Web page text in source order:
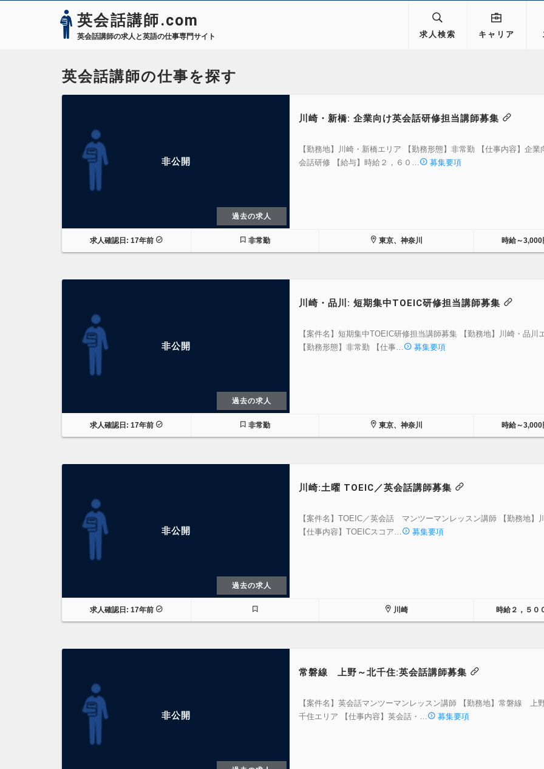
英会話講師.com
英会話講師の求人と英語の仕事専門サイト 求人検索 キャリア
英会話講師の仕事を探す
非公開
過去の求人
川崎・新橋: 企業向け英会話研修担当講師募集
【勤務地】川崎・新橋エリア 【勤務形態】非常勤 【仕事内容】企業
会話研修 【給与】時給２，６０…
募集要項
求人確認日: 17年前 非常勤 東京、神奈川 時給～3,000
非公開
過去の求人
川崎・品川: 短期集中TOEIC研修担当講師募集
【案件名】短期集中TOEIC研修担当講師募集 【勤務地】川崎・品川
【勤務形態】非常勤 【仕事…
募集要項
求人確認日: 17年前 非常勤 東京、神奈川 時給～3,000
非公開
過去の求人
川崎:土曜 TOEIC／英会話講師募集
【案件名】TOEIC／英会話 マンツーマンレッスン講師 【勤務地】
【仕事内容】TOEICスコア…
募集要項
求人確認日: 17年前 川崎 時給２，５０
非公開
常磐線 上野～北千住:英会話講師募集
【案件名】英会話マンツーマンレッスン講師 【勤務地】常磐線 上
千住エリア 【仕事内容】英会話・…
募集要項